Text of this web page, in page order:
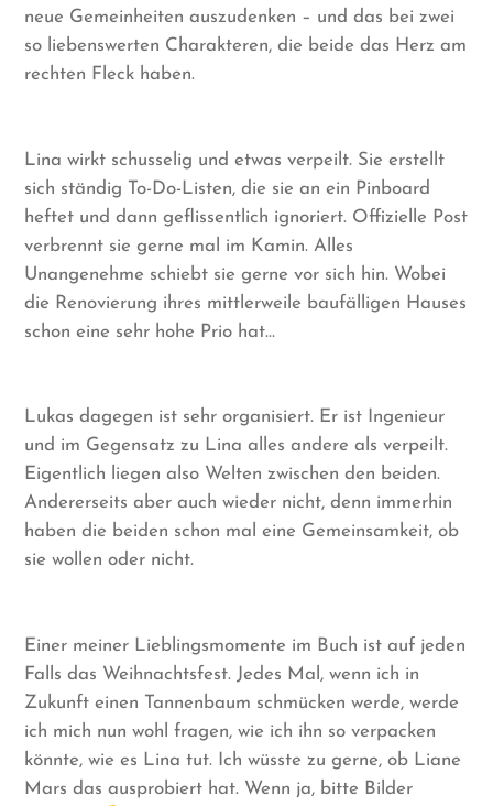
neue Gemeinheiten auszudenken – und das bei zwei
so liebenswerten Charakteren, die beide das Herz am
rechten Fleck haben.
Lina wirkt schusselig und etwas verpeilt. Sie erstellt
sich ständig To-Do-Listen, die sie an ein Pinboard
heftet und dann geflissentlich ignoriert. Offizielle Post
verbrennt sie gerne mal im Kamin. Alles
Unangenehme schiebt sie gerne vor sich hin. Wobei
die Renovierung ihres mittlerweile baufälligen Hauses
schon eine sehr hohe Prio hat…
Lukas dagegen ist sehr organisiert. Er ist Ingenieur
und im Gegensatz zu Lina alles andere als verpeilt.
Eigentlich liegen also Welten zwischen den beiden.
Andererseits aber auch wieder nicht, denn immerhin
haben die beiden schon mal eine Gemeinsamkeit, ob
sie wollen oder nicht.
Einer meiner Lieblingsmomente im Buch ist auf jeden
Falls das Weihnachtsfest. Jedes Mal, wenn ich in
Zukunft einen Tannenbaum schmücken werde, werde
ich mich nun wohl fragen, wie ich ihn so verpacken
könnte, wie es Lina tut. Ich wüsste zu gerne, ob Liane
Mars das ausprobiert hat. Wenn ja, bitte Bilder